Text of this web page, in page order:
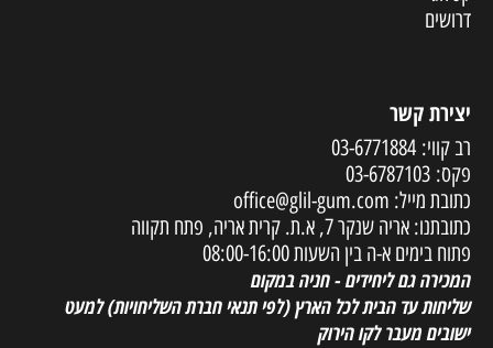
דרושים
יצירת קשר
רב קווי:03-6771884
פקס: 03-6787103
כתובת מייל: office@glil-gum.com
כתובתנו: אריה שנקר 7, א.ת. קרית אריה, פתח תקווה
פתוח בימים א-ה בין השעות 08:00-16:00
המכירה גם ליחידים - חניה במקום
שליחות עד הבית לכל הארץ(לפי תנאי חברת השליחויות) למעט
ישובים מעבר לקו הירוק